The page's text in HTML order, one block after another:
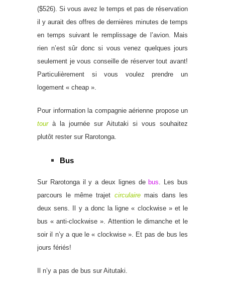
($526). Si vous avez le temps et pas de réservation
il y aurait des offres de dernières minutes de temps
en temps suivant le remplissage de l’avion. Mais
rien n’est sûr donc si vous venez quelques jours
seulement je vous conseille de réserver tout avant!
Particulièrement si vous voulez prendre un
logement « cheap ».
Pour information la compagnie aérienne propose un
tour à la journée sur Aitutaki si vous souhaitez
plutôt rester sur Rarotonga.
Bus
Sur Rarotonga il y a deux lignes debus . Les bus
parcours le même trajet circulaire mais dans les
deux sens. Il y a donc la ligne « clockwise » et le
bus « anti-clockwise ». Attention le dimanche et le
soir il n’y a que le « clockwise ». Et pas de bus les
jours fériés!
Il n’y a pas de bus sur Aitutaki.